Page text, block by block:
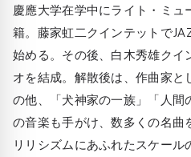
慶應大学在学中にライト・ミュ
籍。藤家虹二クインテットで
始める。その後、白木秀雄クイ
オを結成。解散後は、作曲家
の他、「犬神家の一族」「人間
の音楽も手がけ、数多くの名曲
リリシズムにあふれたスケール